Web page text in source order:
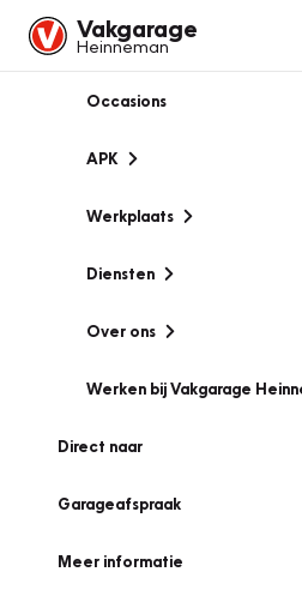
Vakgarage
Heinneman
Occasions
APK
Werkplaats
Diensten
Over ons
Werken bij Vakgarage
Direct naar
Garageafspraak
Meer informatie